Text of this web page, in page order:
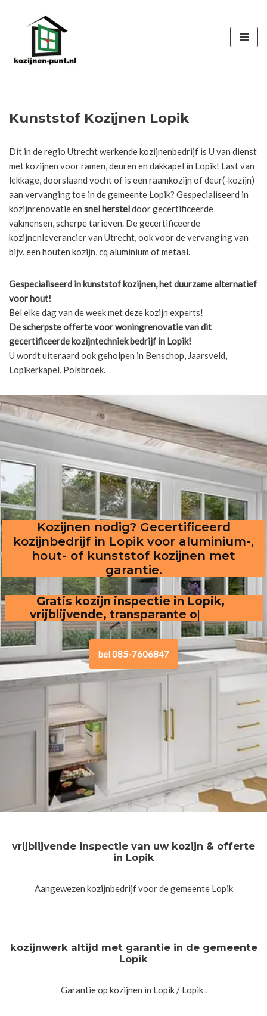
de
Kunststof Kozijnen Lopik
Dit in de regio Utrecht werkende kozijnenbedrijf is U van dienst
met kozijnen voor ramen, deuren en dakkapel in Lopik! Last van
lekkage, doorslaand vocht of is een raamkozijn of deur(-kozijn)
aan vervanging toe in de gemeente Lopik? Gespecialiseerd in
kozijnrenovatie en snel hersteldoor gecertificeerde
vakmensen, scherpe tarieven. De gecertificeerde
kozijnenleverancier van Utrecht, ook voor de vervanging van
bijv. een houten kozijn, cq aluminium of metaal.
Gespecialiseerd in kunststof kozijnen, het duurzame alternatief
voor hout!
Bel elke dag van de week met deze kozijn experts!
De scherpsteofferte voor woningrenovatie van dit
gecertificeerde kozijntechniek bedrijf in Lopik!
U wordt uiteraard ook geholpen in Benschop, Jaarsveld,
Lopikerkapel, Polsbroek.
Kozijnen nodig? Gecertificeerd
kozijnbedrijf in Lopik voor aluminium-,
hout- of kunststof kozijnen met
garantie.
Gratis kozijn inspectie in Lopik,
vrijblijvende, transparante offerte
bel 085-7606847
vrijblijvende inspectie van uw kozijn & offerte
in Lopik
Aangewezen kozijnbedrijf voor de gemeente Lopik
kozijnwerk altijd met garantie in de gemeente
Lopik
Garantie op kozijnen in Lopik / Lopik .